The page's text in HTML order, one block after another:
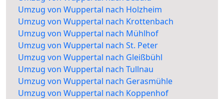
Umzug von Wuppertal nach Holzheim
Umzug von Wuppertal nach Krottenbach
Umzug von Wuppertal nach Mühlhof
Umzug von Wuppertal nach St. Peter
Umzug von Wuppertal nach Gleißbühl
Umzug von Wuppertal nach Tullnau
Umzug von Wuppertal nach Gerasmühle
Umzug von Wuppertal nach Koppenhof